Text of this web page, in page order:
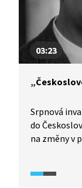
03:23
Srpnová
do
na změny v
nemluvilo